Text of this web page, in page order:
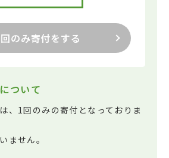
のみ寄付をする
ついて
、1回のみの寄付となっておりま
ません。